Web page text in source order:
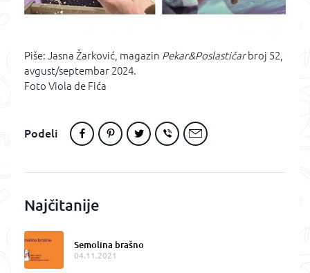
Piše: Jasna Žarković, magazin Pekar&Poslastičarbroj 52,
avgust/septembar 2024.
Foto Viola de Fića
Podeli
Najčitanije
Semolina brašno
04.11.2021